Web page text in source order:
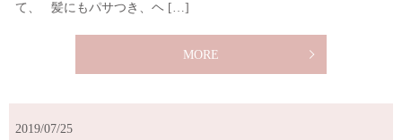
て、 髪にもパサつき、ヘ […]
MORE
2019/07/25